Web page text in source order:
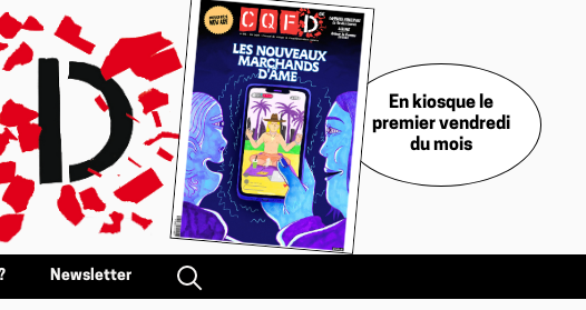
En kiosque le
premier vendredi
du mois
Newsletter